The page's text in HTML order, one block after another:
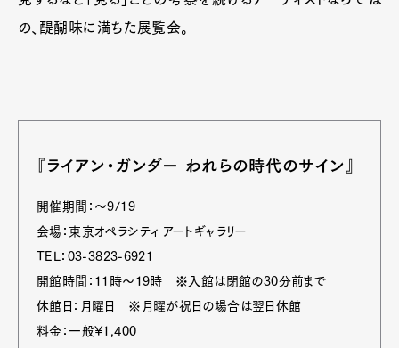
の、醍醐味に満ちた展覧会。
『ライアン・ガンダー われらの時代のサイン』
開催期間：～9/19
会場：東京オペラシティ アートギャラリー
TEL：03-3823-6921
開館時間：11時～19時 ※入館は閉館の30分前まで
休館日：月曜日 ※月曜が祝日の場合は翌日休館
料金：一般¥1,400